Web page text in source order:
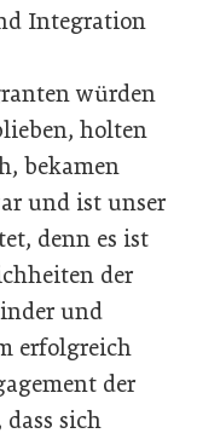
Integration
würden
holten
bekamen
und ist unser
denn es ist
der
und
erfolgreich
der
sich